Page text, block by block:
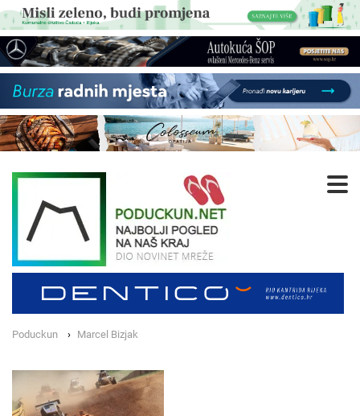
Poduckun Marcel Bizjak